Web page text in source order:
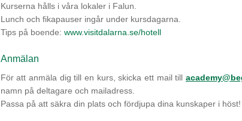
Kurserna hålls i våra lokaler i Falun.
Lunch och fikapauser ingår under kursdagarna.
Tips på boende: www.visitdalarna.se/hotell
Anmälan
För att anmäla dig till en kurs, skicka ett mail till
namn på deltagare och mailadress.
Passa på att säkra din plats och fördjupa dina kunskaper i höst!